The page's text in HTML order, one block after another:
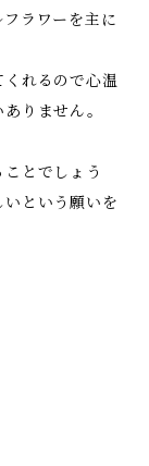
ラワーを主に
れるので心温
りません。
とでしょう
という願いを